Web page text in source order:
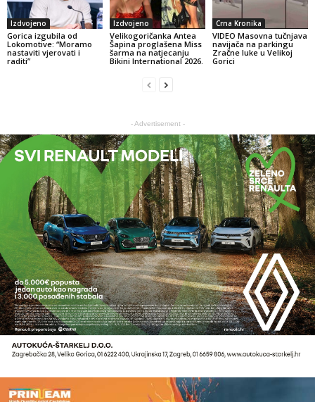
Izdvojeno
Gorica izgubila od
Lokomotive: “Moramo
nastaviti vjerovati i
raditi”
Izdvojeno
Velikogoričanka Antea
Šapina proglašena Miss
šarma na natjecanju
Bikini International 2026.
Crna Kronika
VIDEO Masovna tučnjava
navijača na parkingu
Zračne luke u Velikoj
Gorici
- Advertisement -